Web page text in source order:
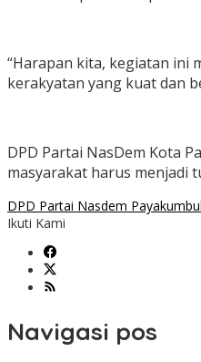
“Harapan kita, kegiatan ini
kerakyatan yang kuat dan
DPD Partai NasDem Kota
masyarakat harus menjadi
DPD Partai Nasdem
Ikuti Kami
Navigasi pos